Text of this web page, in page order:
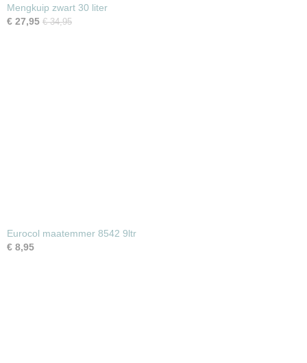
Mengkuip zwart 30 liter
€ 27,95 € 34,95
Eurocol maatemmer 8542 9ltr
€ 8,95